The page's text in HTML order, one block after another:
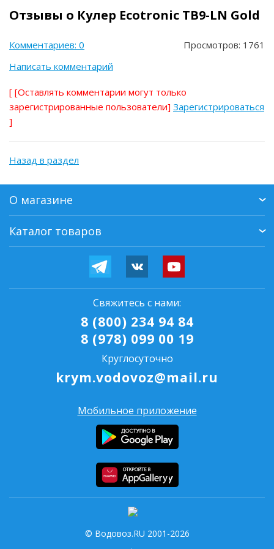
Отзывы о Кулер Ecotronic TB9-LN Gold
Комментариев: 0
Просмотров: 1761
Написать комментарий
[ [Оставлять комментарии могут только
зарегистрированные пользователи] Зарегистрироваться
]
Назад в раздел
О магазине
Каталог товаров
Свяжитесь с нами:
8 (800) 234 94 84
8 (978) 099 00 19
Круглосуточно
krym.vodovoz@mail.ru
Мобильное приложение
© Водовоз.RU 2001-2026